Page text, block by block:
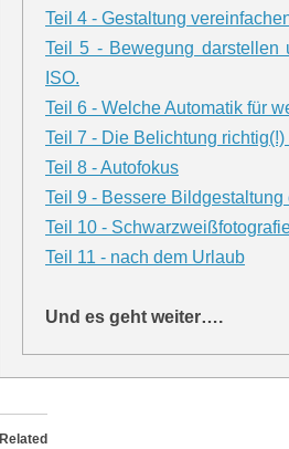
Teil 4 - Gestaltung
Teil 5 - Bewegung darstellen
ISO.
Teil 6 - Welche Automatik für
Teil 7 - Die Belichtung
Teil 8 - Autofokus
Teil 9 - Bessere
Teil 10 -
Teil 11 - nach dem Urlaub
Und es geht weiter….
Related